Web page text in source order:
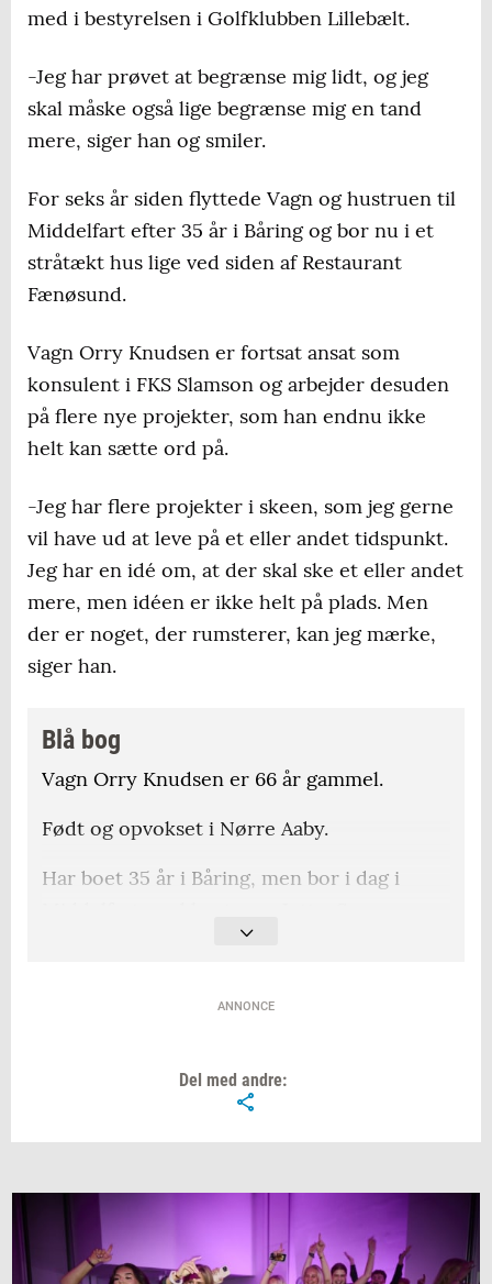
med i bestyrelsen i Golfklubben Lillebælt.
-Jeg har prøvet at begrænse mig lidt, og jeg
skal måske også lige begrænse mig en tand
mere, siger han og smiler.
For seks år siden flyttede Vagn og hustruen til
Middelfart efter 35 år i Båring og bor nu i et
stråtækt hus lige ved siden af Restaurant
Fænøsund.
Vagn Orry Knudsen er fortsat ansat som
konsulent i FKS Slamson og arbejder desuden
på flere nye projekter, som han endnu ikke
helt kan sætte ord på.
-Jeg har flere projekter i skeen, som jeg gerne
vil have ud at leve på et eller andet tidspunkt.
Jeg har en idé om, at der skal ske et eller andet
mere, men idéen er ikke helt på plads. Men
der er noget, der rumsterer, kan jeg mærke,
siger han.
Blå bog
Vagn Orry Knudsen er 66 år gammel.
Født og opvokset i Nørre Aaby.
Har boet 35 år i Båring, men bor i dag i
har de to voksne børn og fire børnebørn.
Efter salget investerede han i at bygge
iværksætterhuset The Platform ved
Er medlem af bestyrelsen i Golfklubben
Lillebælt, samt Middelfart Erhverv.
ANNONCE
Del med andre: